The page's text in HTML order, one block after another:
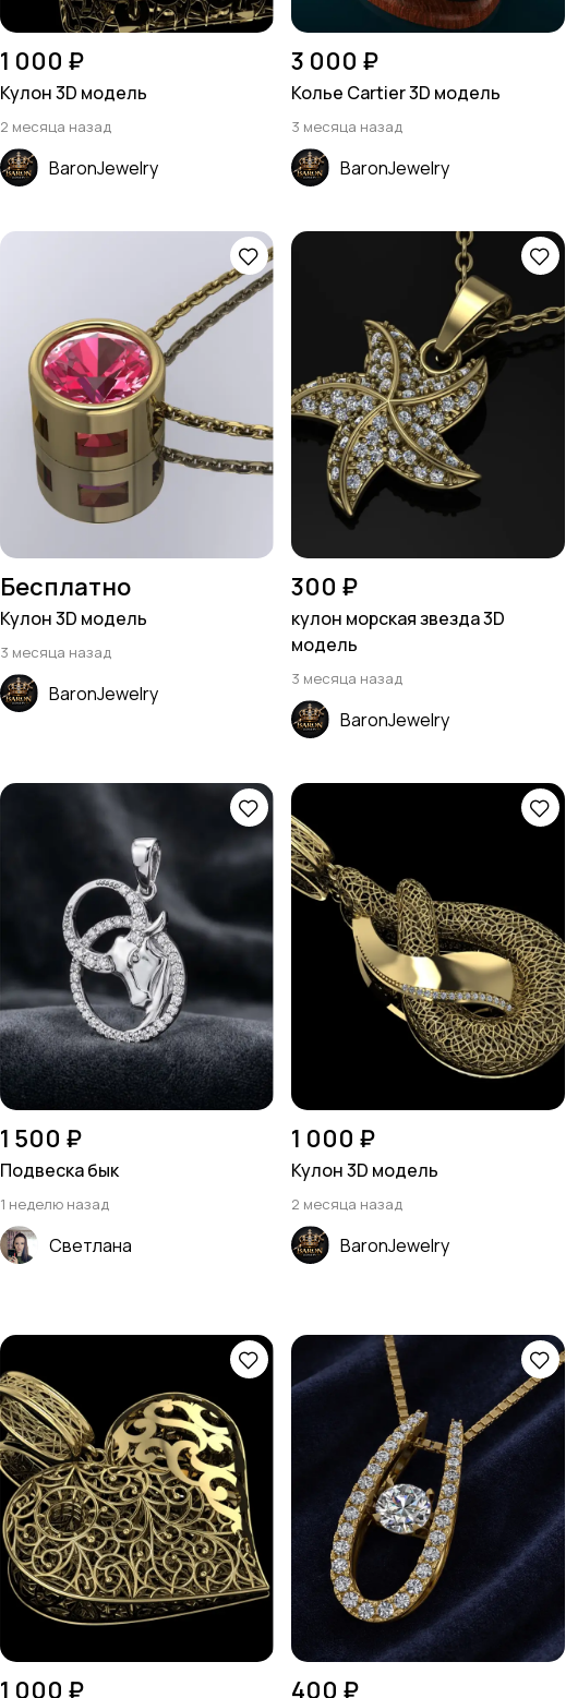
1 000 ₽
Кулон 3D модель
2 месяца назад
BaronJewelry
3 000 ₽
Колье Cartier 3D модель
3 месяца назад
BaronJewelry
Бесплатно
Кулон 3D модель
3 месяца назад
BaronJewelry
300 ₽
кулон морская звезда 3D
модель
3 месяца назад
BaronJewelry
1 500 ₽
Подвеска бык
1 неделю назад
Светлана
1 000 ₽
Кулон 3D модель
2 месяца назад
BaronJewelry
1 000 ₽ 400 ₽